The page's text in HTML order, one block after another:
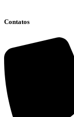
Contatos